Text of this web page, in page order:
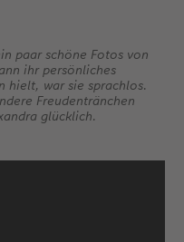
paar schöne Fotos von
ihr persönliches
hielt, war sie sprachlos.
Freudentränchen
glücklich.